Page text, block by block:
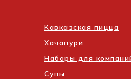
Кавказская пицца
Хачапури
Наборы для
Супы